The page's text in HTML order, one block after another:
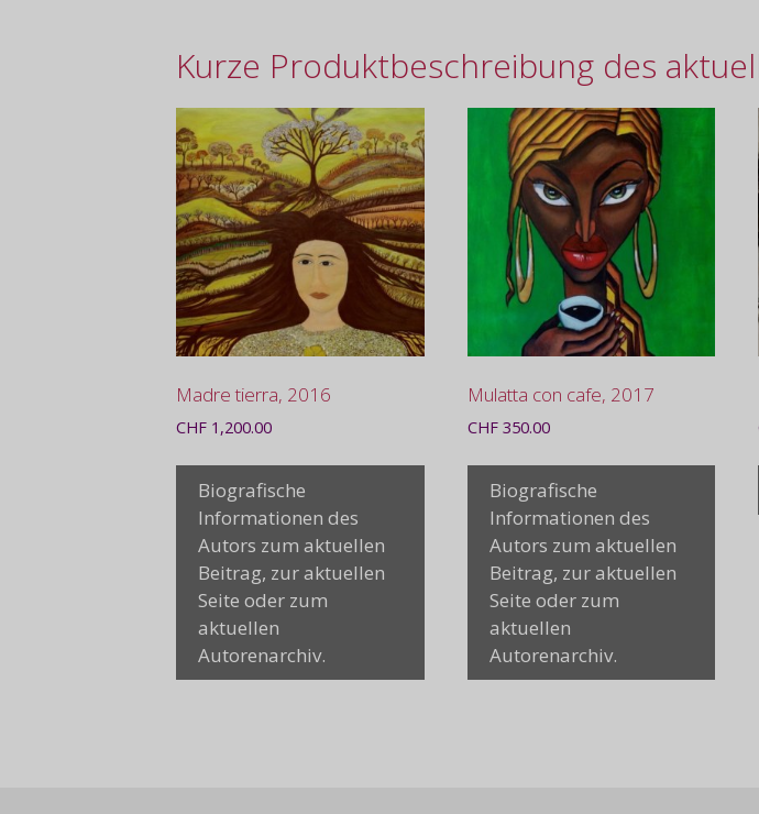
Kurze Produktbeschreibung des
Madre tierra, 2016
CHF 1,200.00
Biografische
Informationen des
Autors zum aktuellen
Beitrag, zur aktuellen
Seite oder zum
aktuellen
Autorenarchiv.
Mulatta con cafe, 2017
CHF350.00
Biografische
Informationen des
Autors zum aktuellen
Beitrag, zur aktuellen
Seite oder zum
aktuellen
Autorenarchiv.